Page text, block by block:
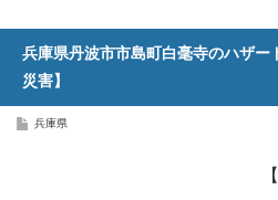
兵庫県丹波市市島町白毫寺のハザー
災害】
兵庫県